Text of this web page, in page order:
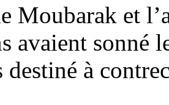
Moubarak et
avaient sonné
destiné à